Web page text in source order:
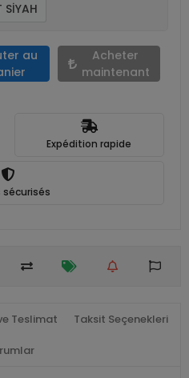
SİYAH
au
Acheter
maintenant
Expédition rapide
Teslimat Taksit Seçenekleri